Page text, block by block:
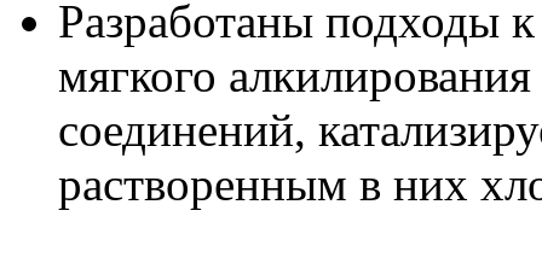
Разработаны подходы
мягкого
соединений,
растворенным в них